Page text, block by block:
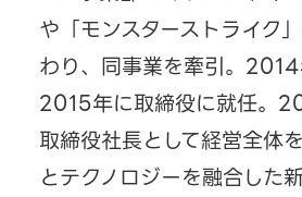
や「モンスターストライク
わり、同事業を牽引。2014
2015年に取締役に就任。
取締役社長として経営全体
とテクノロジーを融合した